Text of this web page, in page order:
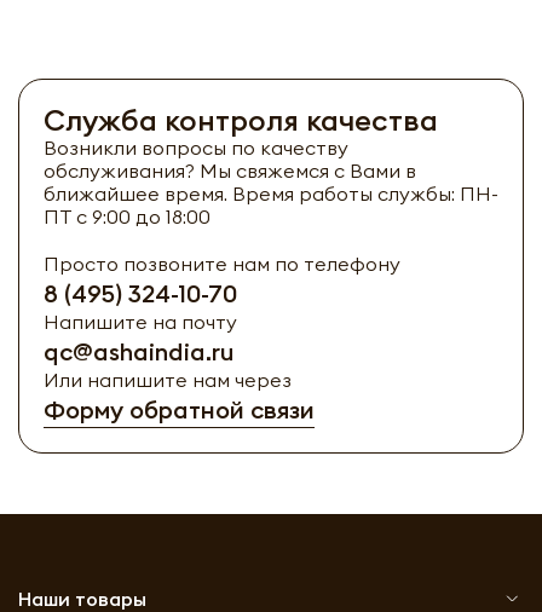
Служба контроля качества
Возникли вопросы по качеству
обслуживания? Мы свяжемся с Вами в
ближайшее время. Время работы службы: ПН-
ПТ с 9:00 до 18:00
Просто позвоните нам по телефону
8 (495) 324-10-70
Напишите на почту
qc@ashaindia.ru
Или напишите нам через
Форму обратной связи
Наши товары